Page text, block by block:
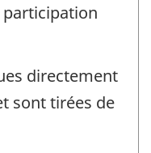
directement
sont tirées de